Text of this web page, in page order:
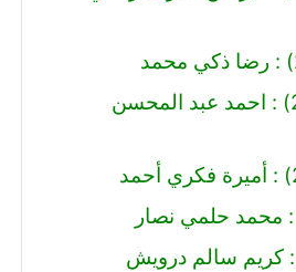
المراسم رقم (230) : احمد عبد المحسن